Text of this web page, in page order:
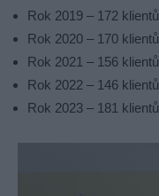
Rok 2019 – 172 klientů
Rok 2020 – 170 klientů
Rok 2021 – 156 klientů
Rok 2022 – 146 klientů
Rok 2023 – 181 klientů